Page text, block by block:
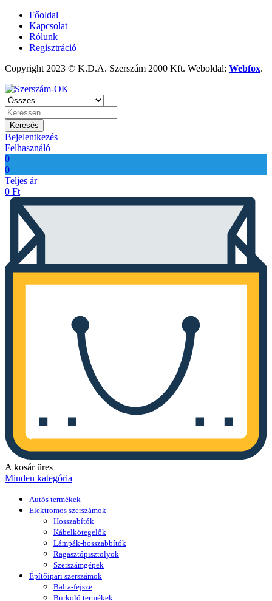
Főoldal
Kapcsolat
Rólunk
Regisztráció
Copyright 2023 © K.D.A. Szerszám 2000 Kft. Weboldal: Webfox.
Keresés
Bejelentkezés
Felhasználó
0
0
Teljes ár
0 Ft
A kosár üres
Minden kategória
Autós termékek
Elektromos szerszámok
Hosszabítók
Kábelkötegelők
Lámpák-hosszabbítók
Ragasztópisztolyok
Szerszámgépek
Építőipari szerszámok
Balta-fejsze
Burkoló termékek